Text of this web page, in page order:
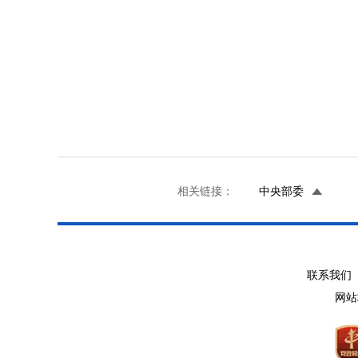
相关链接： 中央部委
联系我们
网